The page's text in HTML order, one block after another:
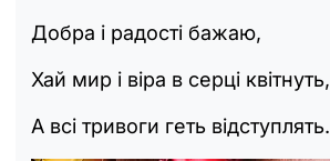
Добра і радості бажаю,
Хай мир і віра в серці квітнуть,
А всі тривоги геть відступлять.